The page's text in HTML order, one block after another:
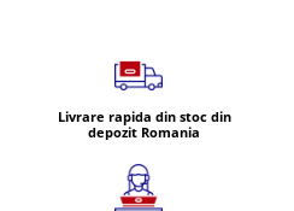
Lampi Gabarit LED
Lampi gabarit cu brat auto si
Lampi interior, Plafoniere
Livrare rapida din stoc din
depozit Romania